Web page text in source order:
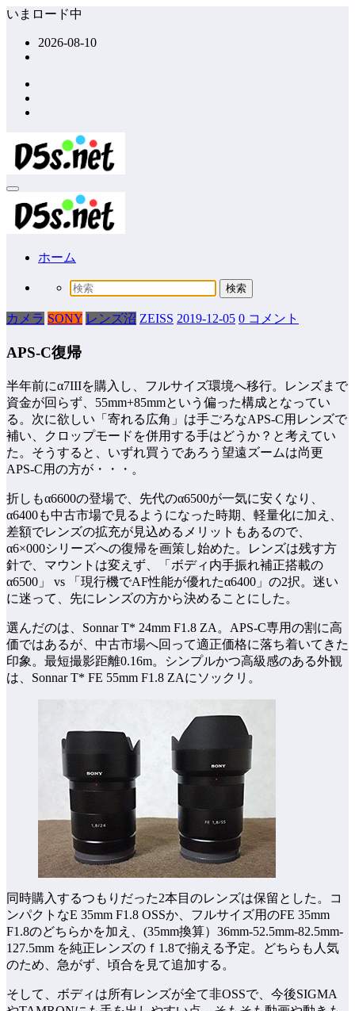
コ
ッ
プ
いまロード中
2026-08-10
ホーム
カメラ SONY レンズ沼 ZEISS 2019-12-05 0 コメント
APS-C復帰
半年前にα7IIIを購入し、フルサイズ環境へ移行。レンズまで
資金が回らず、55mm+85mmという偏った構成となってい
る。次に欲しい「寄れる広角」は手ごろなAPS-C用レンズで
補い、クロップモードを併用する手はどうか？と考えてい
た。そうすると、いずれ買うであろう望遠ズームは尚更
APS-C用の方が・・・。
折しもα6600の登場で、先代のα6500が一気に安くなり、
α6400も中古市場で見るようになった時期、軽量化に加え、
差額でレンズの拡充が見込めるメリットもあるので、
α6×000シリーズへの復帰を画策し始めた。レンズは残す方
針で、マウントは変えず、「ボディ内手振れ補正搭載の
α6500」 vs 「現行機でAF性能が優れたα6400」の2択。迷い
に迷って、先にレンズの方から決めることにした。
選んだのは、Sonnar T* 24mm F1.8 ZA。APS-C専用の割に高
価ではあるが、中古市場へ回って適正価格に落ち着いてきた
印象。最短撮影距離0.16m。シンプルかつ高級感のある外観
は、Sonnar T* FE 55mm F1.8 ZAにソックリ。
同時購入するつもりだった2本目のレンズは保留とした。コ
ンパクトなE 35mm F1.8 OSSか、フルサイズ用のFE 35mm
F1.8のどちらかを加え、(35mm換算）36mm-52.5mm-82.5mm-
127.5mm を純正レンズのｆ1.8で揃える予定。どちらも人気
のため、急がず、頃合を見て追加する。
そして、ボディは所有レンズが全て非OSSで、今後SIGMA